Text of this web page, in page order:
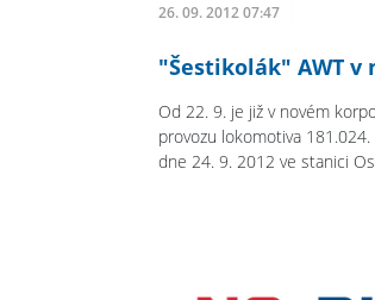
26. 09. 2012 07:47
"Šestikolák" AWT v
Od 22. 9. je již v novém
provozu lokomotiva
dne 24. 9. 2012 ve stanici